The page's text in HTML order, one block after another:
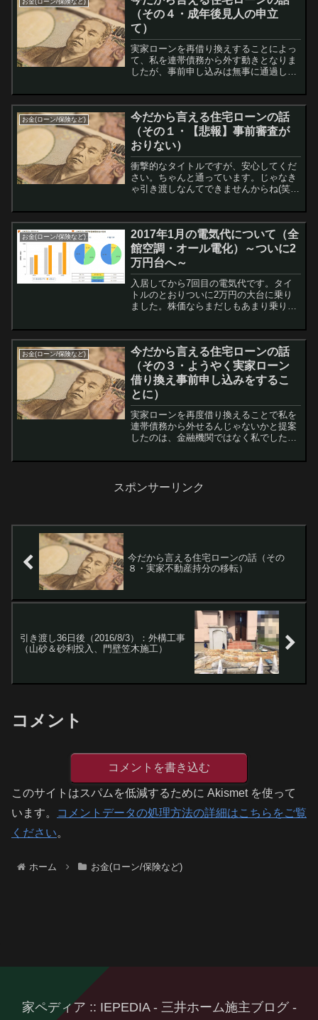
お金(ローン/保険など)
（その４・成年後見人の申立
て）
実家ローンを再借り換えすることによっ
て、私を連帯債務から外す動きとなりま
したが、事前申し込みは無事に通過しま
た。 認知症の祖母です。 まだ祖母の健
康状態が良好だった際に、土地の所有者
である祖母を保...
お金(ローン/保険など)
今だから言える住宅ローンの話
（その１・【悲報】事前審査が
おりない）
衝撃的なタイトルですが、安心してくだ
さい。ちゃんと通っています。じゃなき
ゃ引き渡しなんてできませんからね(笑)
もうじき1ヶ月が経過しようとしていま
す。金消契約前や引き渡し前には言えな
かった我が家の...
お金(ローン/保険など)
2017年1月の電気代について（全
館空調・オール電化）～ついに2
万円台へ～
入居してから7回目の電気代です。タイ
トルのとおりついに2万円の大台に乗り
ました。株価ならまだしもあまり乗りた
は我が家の環境から。 我が家の環境 延
床面積33.29坪（110.06m2） 全館...
お金(ローン/保険など)
今だから言える住宅ローンの話
（その３・ようやく実家ローン
借り換え事前申し込みをするこ
とに）
実家ローンを再度借り換えることで私を
連帯債務から外せるんじゃないかと提案
したのは、金融機関ではなく私でした。
ん。 とりあえず事前審査だけでもさせて
です。 そ...
スポンサーリンク
今だから言える住宅ローンの話（その
８・実家不動産持分の移転）
引き渡し36日後（2016/8/3）：外構工事
（山砂＆砂利投入、門壁笠木施工）
コメント
コメントを書き込む
このサイトはスパムを低減するために Akismet を使って
います。
コメントデータの処理方法の詳細はこちらをご覧
ください。
ホーム お金(ローン/保険など)
家ペディア :: IEPEDIA - 三井ホーム施主ブログ -